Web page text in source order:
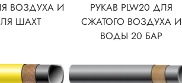
ВОЗДУХА И
ШАХТ
РУКАВ PLW20 ДЛЯ
СЖАТОГО ВОЗДУХА И
ВОДЫ 20 БАР